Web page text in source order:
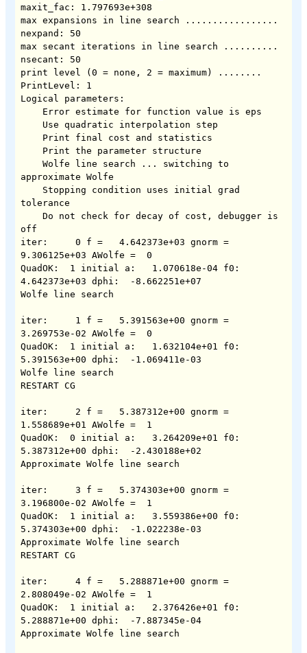
maxit_fac: 1.797693e+308
max expansions in line search .................
nexpand: 50
max secant iterations in line search ..........
nsecant: 50
print level (0 = none, 2 = maximum) ........
PrintLevel: 1
Logical parameters:
approximate Wolfe
tolerance
off
iter:     0 f =   4.642373e+03 gnorm =
9.306125e+03 AWolfe =  0
QuadOK:  1 initial a:   1.070618e-04 f0:
4.642373e+03 dphi:  -8.662251e+07
Wolfe line search
iter:     1 f =   5.391563e+00 gnorm =
3.269753e-02 AWolfe =  0
QuadOK:  1 initial a:   1.632104e+01 f0:
5.391563e+00 dphi:  -1.069411e-03
Wolfe line search
RESTART CG
iter:     2 f =   5.387312e+00 gnorm =
1.558689e+01 AWolfe =  1
QuadOK:  0 initial a:   3.264209e+01 f0:
5.387312e+00 dphi:  -2.430188e+02
Approximate Wolfe line search
iter:     3 f =   5.374303e+00 gnorm =
3.196800e-02 AWolfe =  1
QuadOK:  1 initial a:   3.559386e+00 f0:
5.374303e+00 dphi:  -1.022238e-03
Approximate Wolfe line search
RESTART CG
iter:     4 f =   5.288871e+00 gnorm =
2.808049e-02 AWolfe =  1
QuadOK:  1 initial a:   2.376426e+01 f0:
5.288871e+00 dphi:  -7.887345e-04
Approximate Wolfe line search